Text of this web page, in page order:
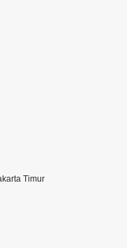
Timur